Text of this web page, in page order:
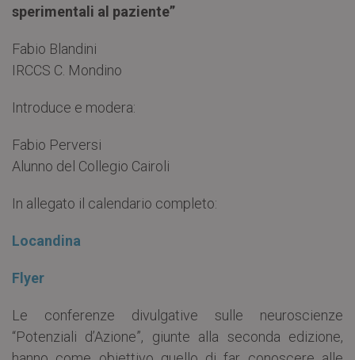
sperimentali al paziente”
Fabio Blandini
IRCCS C. Mondino
Introduce e modera:
Fabio Perversi
Alunno del Collegio Cairoli
In allegato il calendario completo:
Locandina
Flyer
Le conferenze divulgative sulle neuroscienze
“Potenziali d’Azione”, giunte alla seconda edizione,